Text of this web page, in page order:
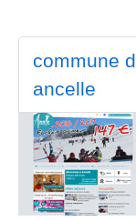
commune d
ancelle